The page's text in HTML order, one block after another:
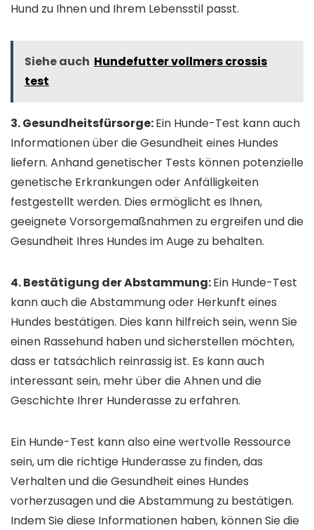
Hund zu Ihnen und Ihrem Lebensstil passt.
Siehe auch Hundefutter vollmers crossis
test
3. Gesundheitsfürsorge:Ein Hunde-Test kann auch
Informationen über die Gesundheit eines Hundes
liefern. Anhand genetischer Tests können potenzielle
genetische Erkrankungen oder Anfälligkeiten
festgestellt werden. Dies ermöglicht es Ihnen,
geeignete Vorsorgemaßnahmen zu ergreifen und die
Gesundheit Ihres Hundes im Auge zu behalten.
4. Bestätigung der Abstammung:Ein Hunde-Test
kann auch die Abstammung oder Herkunft eines
Hundes bestätigen. Dies kann hilfreich sein, wenn Sie
einen Rassehund haben und sicherstellen möchten,
dass er tatsächlich reinrassig ist. Es kann auch
interessant sein, mehr über die Ahnen und die
Geschichte Ihrer Hunderasse zu erfahren.
Ein Hunde-Test kann also eine wertvolle Ressource
sein, um die richtige Hunderasse zu finden, das
Verhalten und die Gesundheit eines Hundes
vorherzusagen und die Abstammung zu bestätigen.
Indem Sie diese Informationen haben, können Sie die